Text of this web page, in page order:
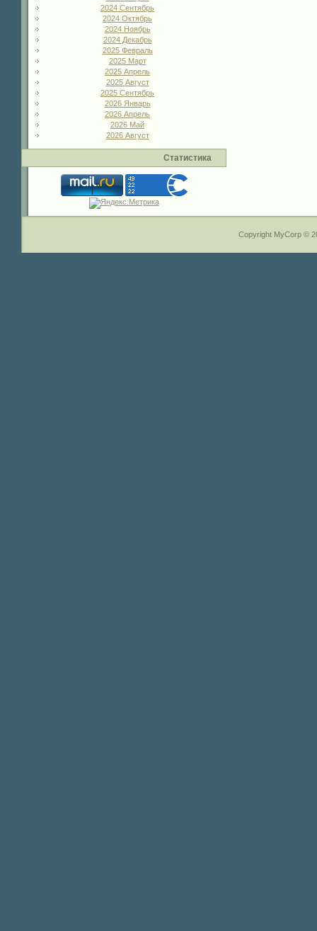
2024 Сентябрь
2024 Октябрь
2024 Ноябрь
2024 Декабрь
2025 Февраль
2025 Март
2025 Апрель
2025 Август
2025 Сентябрь
2026 Январь
2026 Апрель
2026 Май
2026 Август
Статистика
Copyright MyCorp ©